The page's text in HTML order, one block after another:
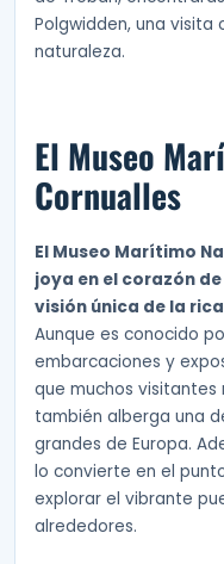
Polgwidden, una
naturaleza.
El Museo
Cornualles
El Museo Marítimo
joya en el corazón
visión única de la
Aunque es conocido
embarcaciones y
que muchos visitantes
también alberga una
grandes de Europa.
lo convierte en el
explorar el vibrante
alrededores.